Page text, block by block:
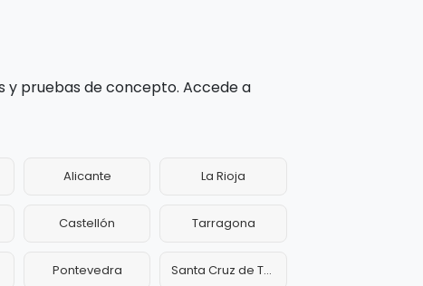
y pruebas de concepto. Accede a
Alicante La Rioja
Castellón Tarragona
Pontevedra Santa Cruz de Tenerife